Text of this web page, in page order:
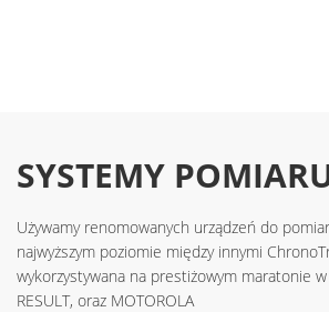
SYSTEMY
Używamy renomowanych urządzeń do
najwyższym poziomie między innymi
wykorzystywana na prestiżowym maratonie w
RESULT, oraz MOTOROLA